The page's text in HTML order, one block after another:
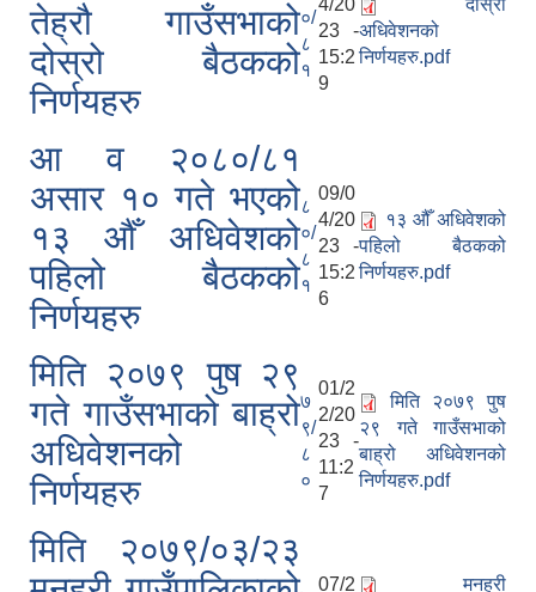
तेह्रौ गाउँसभाको
दोस्रो बैठकको
निर्णयहरु
०/
८
१
23 -
15:2
9
अधिवेशनको
निर्णयहरु.pdf
आ व २०८०/८१
असार १० गते भएको
१३ औँ अधिवेशको
पहिलो बैठकको
निर्णयहरु
८
०/
८
१
09/0
4/20
23 -
15:2
6
१३ औँ अधिवेशको
पहिलो बैठकको
निर्णयहरु.pdf
मिति २०७९ पुष २९
गते गाउँसभाको बाह्रो
अधिवेशनको
निर्णयहरु
७
९/
८
०
01/2
2/20
23 -
11:2
7
मिति २०७९ पुष
२९ गते गाउँसभाको
बाह्रो अधिवेशनको
निर्णयहरु.pdf
मिति २०७९/०३/२३
07/2
मनहरी